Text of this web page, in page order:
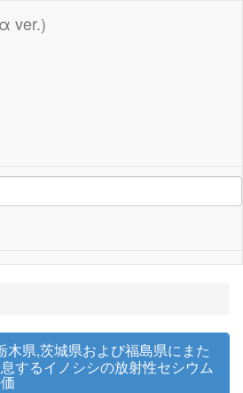
ver.)
木県,茨城県および福島県にまた
するイノシシの放射性セシウム